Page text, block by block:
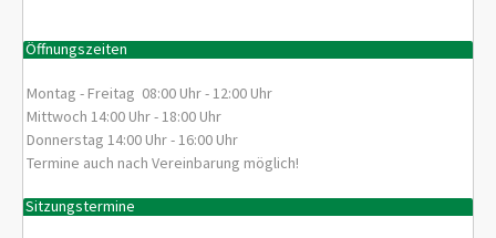
Öffnungszeiten
Montag - Freitag 08:00 Uhr - 12:00 Uhr
Mittwoch 14:00 Uhr - 18:00 Uhr
Donnerstag 14:00 Uhr - 16:00 Uhr
Termine auch nach Vereinbarung möglich!
Sitzungstermine